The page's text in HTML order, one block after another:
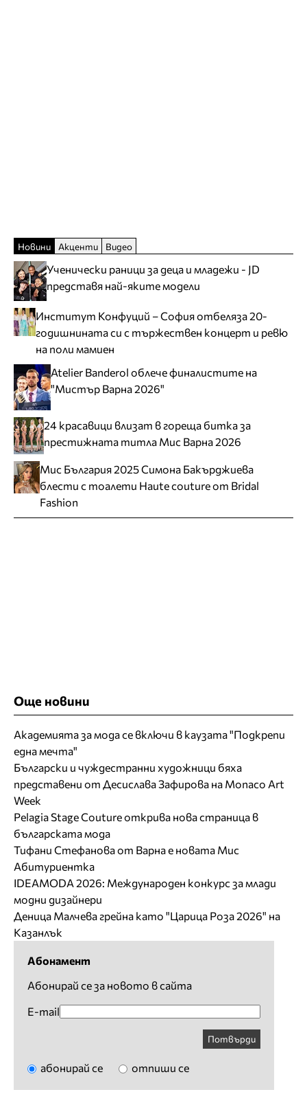
Новини Акценти Видео
Ученически раници за деца и младежи - JD
представя най-яките модели
Институт Конфуций – София отбеляза 20-
годишнината си с тържествен концерт и ревю
на поли мамиен
Atelier Banderol облече финалистите на
"Мистър Варна 2026"
24 красавици влизат в гореща битка за
престижната титла Мис Варна 2026
Мис България 2025 Симона Бакърджиева
блести с тоалети Haute couture от Bridal
Fashion
Още новини
Академията за мода се включи в каузата "Подкрепи
една мечта"
Български и чуждестранни художници бяха
представени от Десислава Зафирова на Monaco Art
Week
Pelagia Stage Couture открива нова страница в
българската мода
Тифани Стефанова от Варна е новата Мис
Абитуриентка
IDEAMODA 2026: Международен конкурс за млади
модни дизайнери
Деница Малчева грейна като "Царица Роза 2026" на
Казанлък
Абонамент
Абонирай се за новото в сайта
E-mail
Потвърди
абонирай се отпиши се